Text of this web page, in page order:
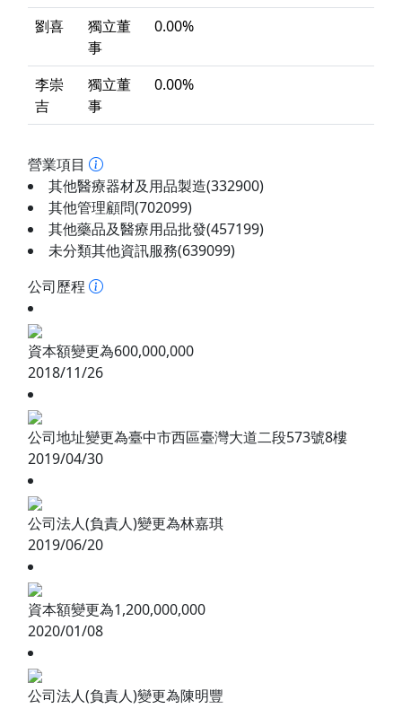
劉喜
獨立董
事
0.00%
李崇
吉
獨立董
事
0.00%
營業項目
其他醫療器材及用品製造(332900)
其他管理顧問(702099)
其他藥品及醫療用品批發(457199)
未分類其他資訊服務(639099)
公司歷程
資本額變更為600,000,000
2018/11/26
公司地址變更為臺中市西區臺灣大道二段573號8樓
2019/04/30
公司法人(負責人)變更為林嘉琪
2019/06/20
資本額變更為1,200,000,000
2020/01/08
公司法人(負責人)變更為陳明豐